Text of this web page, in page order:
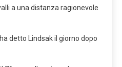
a una distanza ragionevole
detto Lindsak il giorno dopo